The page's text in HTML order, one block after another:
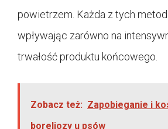
powietrzem. Każda z tych
wpływając zarówno na
trwałość produktu końcowego.
Zobacz też: Zapobieganie i
boreliozy u psów